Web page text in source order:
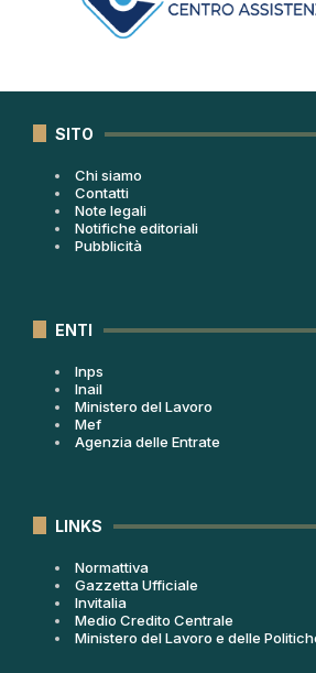
SITO
Chi siamo
Contatti
Note legali
Notifiche editoriali
Pubblicità
ENTI
Inps
Inail
Ministero del Lavoro
Mef
Agenzia delle Entrate
LINKS
Normattiva
Gazzetta Ufficiale
Invitalia
Medio Credito Centrale
Ministero del Lavoro e delle